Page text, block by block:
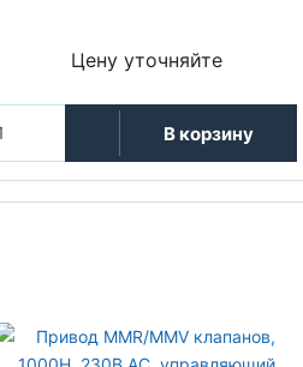
Цену уточняйте
В корзину